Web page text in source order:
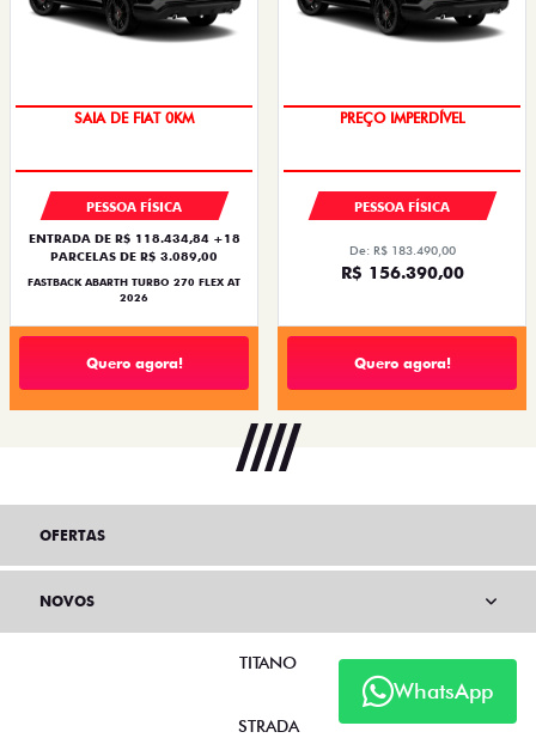
PREÇO IMPERDÍVEL
PESSOA FÍSICA
ENTRADA DE R$ 118.434,84 +18
PARCELAS DE R$ 3.089,00
FASTBACK ABARTH TURBO 270 FLEX AT
2026
Quero agora!
SAIA DE FIAT 0KM
PESSOA FÍSICA
De: R$ 183.490,00
R$ 156.390,00
Quero agora!
WhatsApp
OFERTAS
NOVOS
TITANO
STRADA